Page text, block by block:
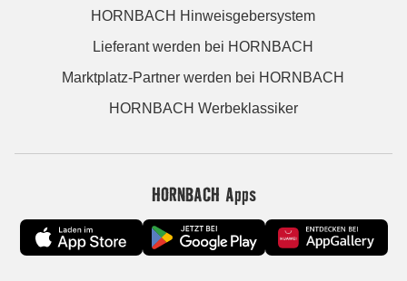
HORNBACH Hinweisgebersystem
Lieferant werden bei HORNBACH
Marktplatz-Partner werden bei HORNBACH
HORNBACH Werbeklassiker
HORNBACH Apps